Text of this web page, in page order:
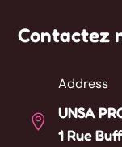
Contactez

Address
UNSA
1 Rue